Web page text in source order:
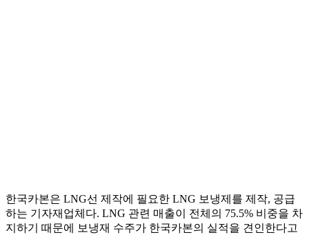
한국카본은 LNG선 제작에 필요한 LNG 보냉제를 제작, 공급
하는 기자재업체다. LNG 관련 매출이 전체의 75.5% 비중을 차
지하기 때문에 보냉재 수주가 한국카본의 실적을 견인한다고